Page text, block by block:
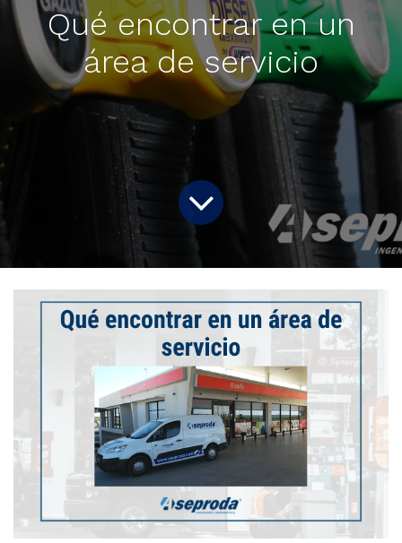
Qué encontrar en un
área de servicio